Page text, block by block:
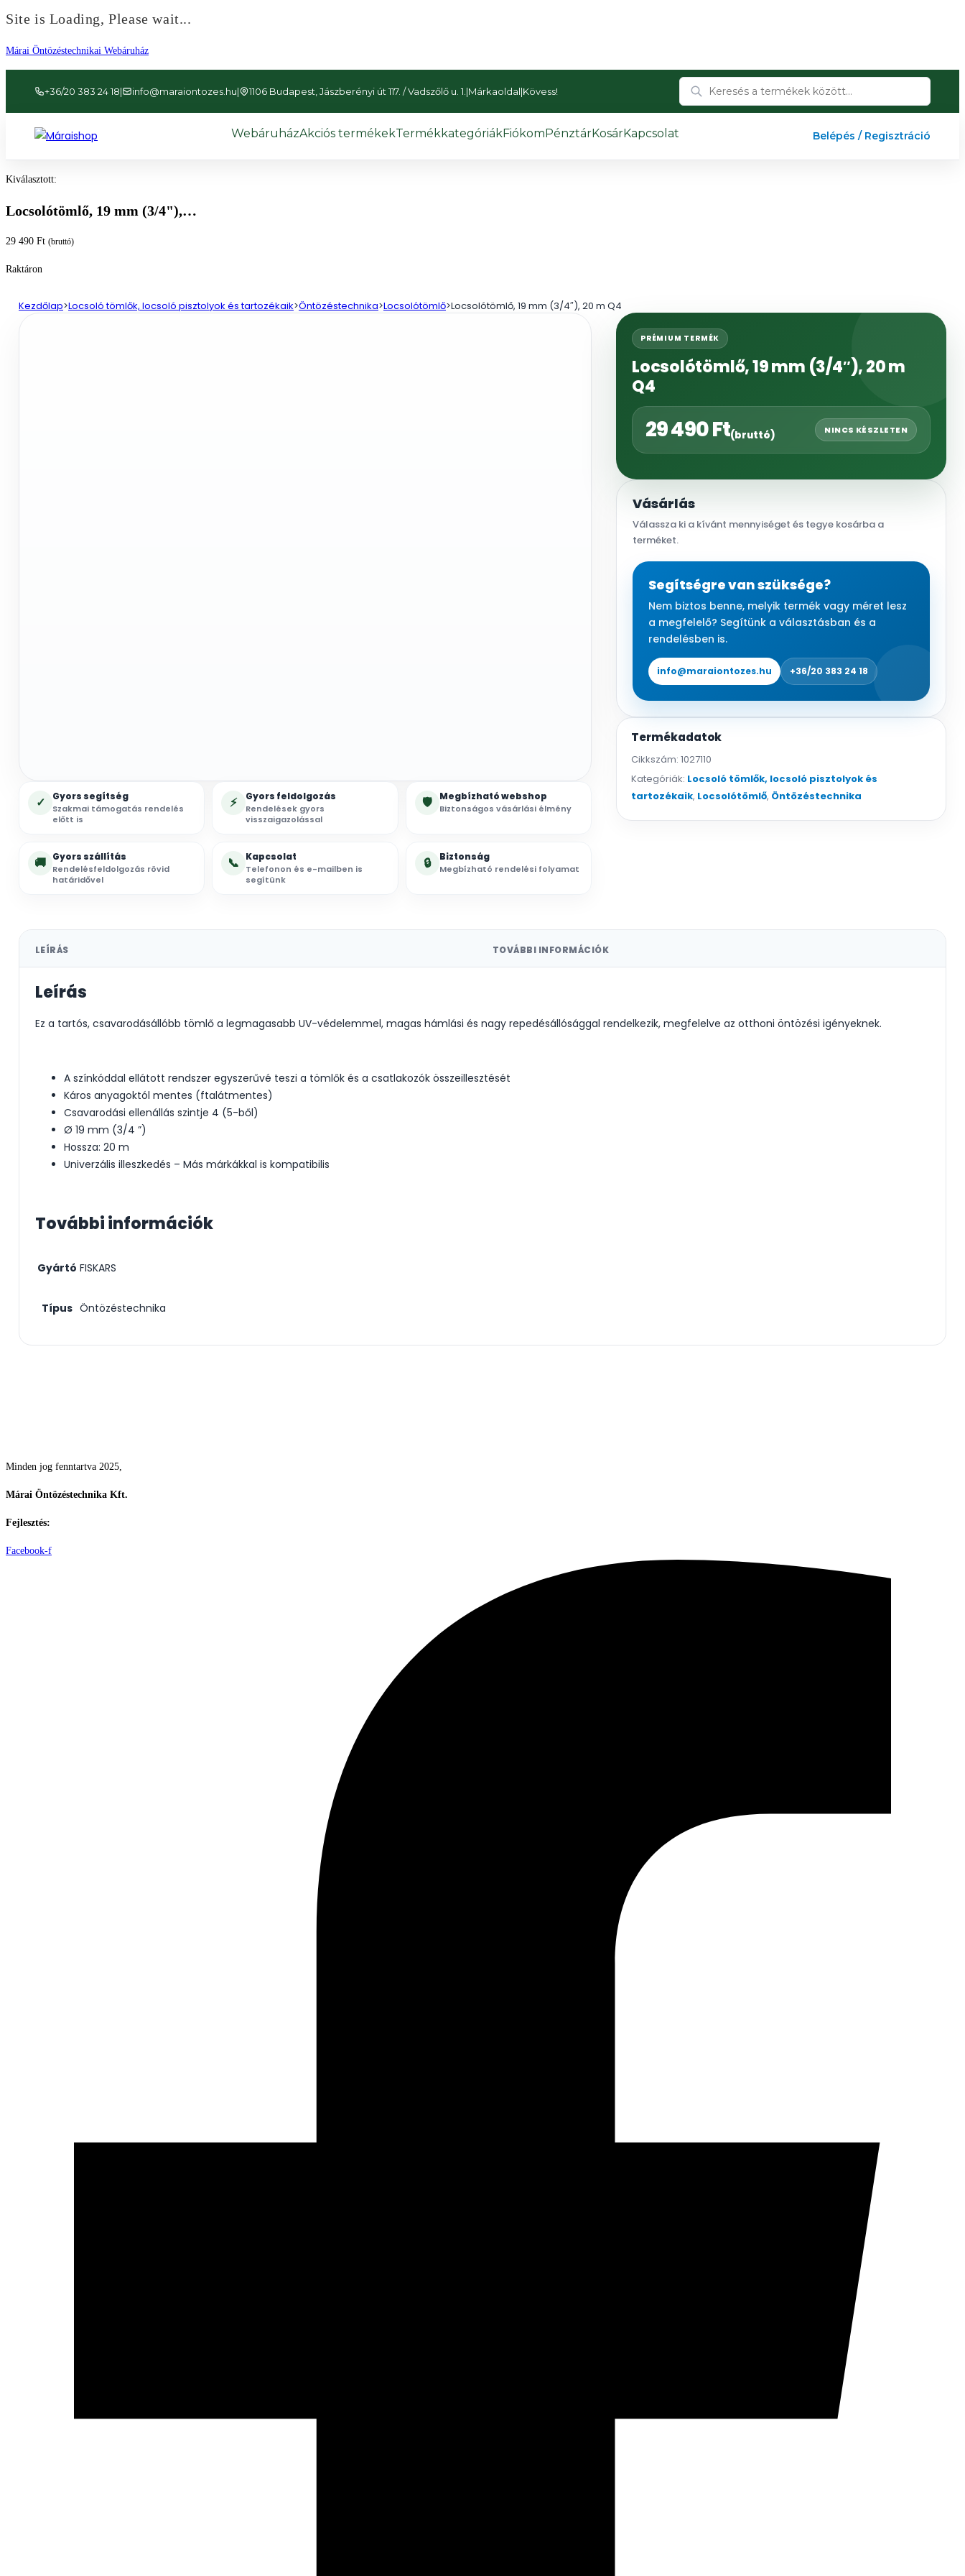
Site is Loading, Please wait...
Ugrás
a
tartalomhoz
Márai Öntözéstechnikai Webáruház
+36/20 383 24 18| info@maraiontozes.hu| 1106 Budapest, Jászberényi út 117. / Vadszőlő u. 1. |Márkaoldal|Kövess!
WebáruházAkciós termékekTermékkategóriákFiókomPénztárKosárKapcsolat Belépés / Regisztráció
Kiválasztott:
Locsolótömlő, 19 mm (3/4"),…
29 490 Ft (bruttó)
Raktáron
Kezdőlap>Locsoló tömlők, locsoló pisztolyok és tartozékaik>Öntözéstechnika>Locsolótömlő>Locsolótömlő, 19 mm (3/4″), 20 m Q4
✓ Gyors segítség
Szakmai támogatás rendelés
előtt is
⚡ Gyors feldolgozás
Rendelések gyors
visszaigazolással
🛡 Megbízható webshop
Biztonságos vásárlási élmény
🚚 Gyors szállítás
Rendelésfeldolgozás rövid
határidővel
📞 Kapcsolat
Telefonon és e-mailben is
segítünk
🔒 Biztonság
Megbízható rendelési folyamat
PRÉMIUM TERMÉK
Locsolótömlő, 19 mm (3/4″), 20 m
Q4
29 490Ft(bruttó) NINCS KÉSZLETEN
Vásárlás
Válassza ki a kívánt mennyiséget és tegye kosárba a
terméket.
Segítségre van szüksége?
Nem biztos benne, melyik termék vagy méret lesz
a megfelelő? Segítünk a választásban és a
rendelésben is.
info@maraiontozes.hu +36/20 383 24 18
Termékadatok
Cikkszám: 1027110
Kategóriák: Locsoló tömlők, locsoló pisztolyok és
tartozékaik, Locsolótömlő, Öntözéstechnika
LEÍRÁS TOVÁBBI INFORMÁCIÓK
Leírás
Ez a tartós, csavarodásállóbb tömlő a legmagasabb UV-védelemmel, magas hámlási és nagy repedésállósággal rendelkezik, megfelelve az otthoni öntözési igényeknek.
A színkóddal ellátott rendszer egyszerűvé teszi a tömlők és a csatlakozók összeillesztését
Káros anyagoktól mentes (ftalátmentes)
Csavarodási ellenállás szintje 4 (5-ből)
Ø 19 mm (3/4 ”)
Hossza: 20 m
Univerzális illeszkedés – Más márkákkal is kompatibilis
További információk
Gyártó FISKARS
Típus Öntözéstechnika
Minden jog fenntartva 2025,
Márai Öntözéstechnika Kft.
Fejlesztés:
Facebook-f